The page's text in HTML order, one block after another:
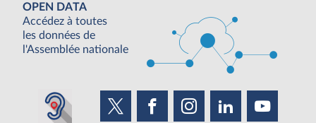
OPEN DATA
Accédez à toutes
les données de
l'Assemblée nationale